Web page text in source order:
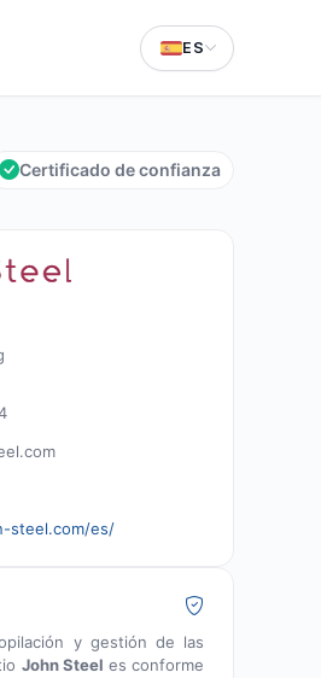
ES
Certificado de confianza
steel.com/es/
y gestión de las
John Steel es conforme